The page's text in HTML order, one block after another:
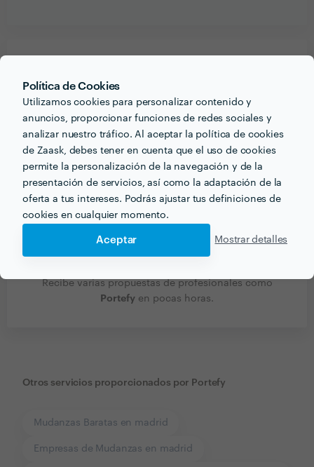
Política de Cookies
Utilizamos cookies para personalizar contenido y
anuncios, proporcionar funciones de redes sociales y
analizar nuestro tráfico. Al aceptar la política de cookies
de Zaask, debes tener en cuenta que el uso de cookies
permite la personalización de la navegación y de la
presentación de servicios, así como la adaptación de la
oferta a tus intereses. Podrás ajustar tus definiciones de
cookies en cualquier momento.
Aceptar Mostrar detalles
Recibe varias propuestas de profesionales como
Portefy en pocas horas.
Otros servicios proporcionados por Portefy
Mudanzas Baratas en madrid
Empresas de Mudanzas en madrid